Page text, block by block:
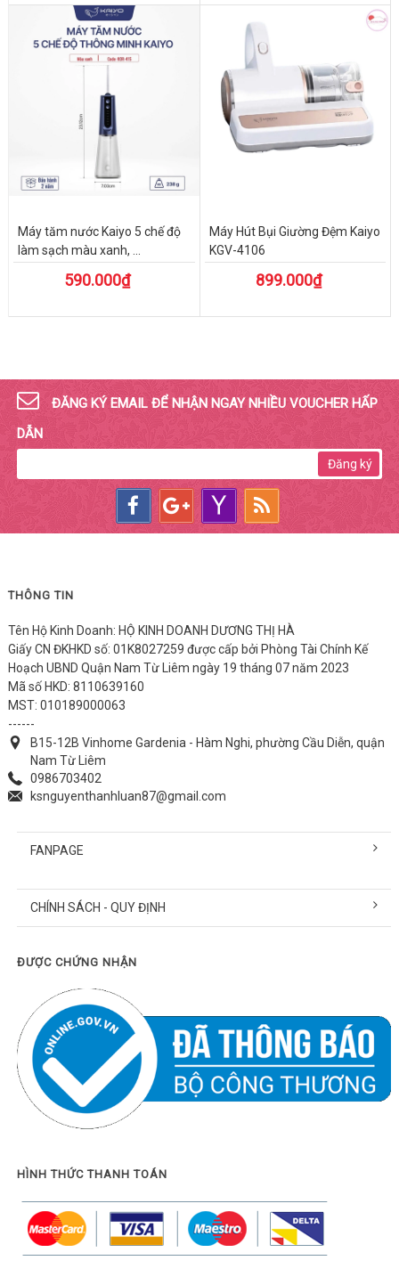
Máy tăm nước Kaiyo 5 chế độ
làm sạch màu xanh, ...
590.000₫
Máy Hút Bụi Giường Đệm Kaiyo
KGV-4106
899.000₫
ĐĂNG KÝ EMAIL ĐỂ NHẬN NGAY NHIỀU VOUCHER HẤP
DẪN
Đăng ký
THÔNG TIN
Tên Hộ Kinh Doanh: HỘ KINH DOANH DƯƠNG THỊ HÀ
Giấy CN ĐKHKD số: 01K8027259 được cấp bởi Phòng Tài Chính Kế
Hoạch UBND Quận Nam Từ Liêm ngày 19 tháng 07 năm 2023
Mã số HKD: 8110639160
MST: 010189000063
------
B15-12B Vinhome Gardenia - Hàm Nghi, phường Cầu Diễn, quận
Nam Từ Liêm
0986703402
ksnguyenthanhluan87@gmail.com
FANPAGE
CHÍNH SÁCH - QUY ĐỊNH
ĐƯỢC CHỨNG NHẬN
HÌNH THỨC THANH TOÁN